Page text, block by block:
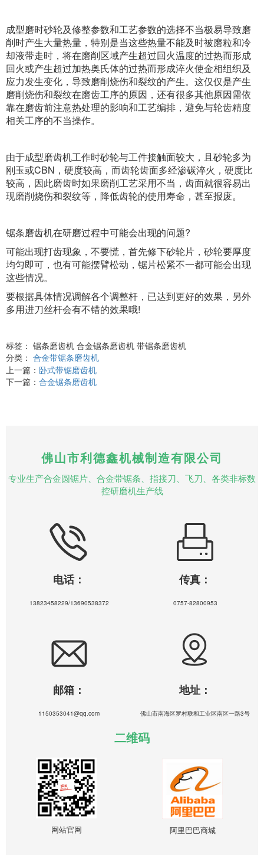
成型磨时砂轮及修整参数和工艺参数的选择不当极易导致磨
削时产生大量热量，特别是当这些热量不能及时被磨粒和冷
却液带走时，将在磨削区域产生超过回火温度的过热而形成
回火或产生超过加热奥氏体的过热而形成淬火使金相组织及
应力发生变化，导致磨削烧伤和裂纹的产生。这仅仅是产生
磨削烧伤和裂纹在磨齿工序的原因，还有很多其他原因需依
靠在磨齿前注意热处理的影响和工艺编排，避免与轮齿精度
相关工序的不当操作。
由于成型磨齿机工作时砂轮与工件接触面较大，且砂轮多为
刚玉或CBN，硬度较高，而齿轮齿面多经渗碳淬火，硬度比
较高，因此磨齿时如果磨削工艺采用不当，齿面就很容易出
现磨削烧伤和裂纹等，降低齿轮的使用寿命，甚至报废。
锯条磨齿机在研磨过程中可能会出现的问题?
可能出现打齿现象，不要慌，首先修下砂轮片，砂轮要厚度
均匀即可，也有可能摆臂松动，锯片松紧不一都可能会出现
这些情况。
要根据具体情况调解各个调整杆，已达到更好的效果，另外
多用进刀丝杆会有不错的效果哦!
标签： 锯条磨齿机 合金锯条磨齿机 带锯条磨齿机
分类： 合金带锯条磨齿机
上一篇： 卧式带锯磨齿机
下一篇： 合金锯条磨齿机
佛山市利德鑫机械制造有限公司
专业生产合金圆锯片、合金带锯条、指接刀、飞刀、各类非标数
控研磨机生产线
电话：
13823458229/13690538372
传真：
0757-82800953
邮箱：
1150353041@qq.com
地址：
佛山市南海区罗村联和工业区南区一路3号
二维码
网站官网 阿里巴巴商城